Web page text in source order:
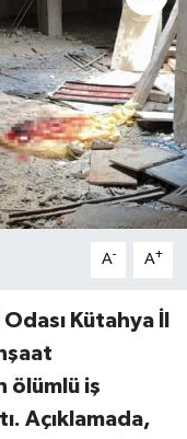
A- A+
Kütahya İl
ölümlü iş
Açıklamada,